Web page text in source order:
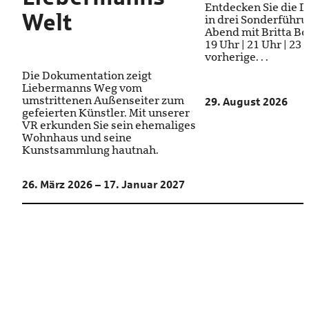
Welt
Die Dokumentation zeigt
Liebermanns Weg vom
umstrittenen Außenseiter zum
gefeierten Künstler. Mit unserer
VR erkunden Sie sein ehemaliges
Wohnhaus und seine
Kunstsammlung hautnah.
26. März 2026 – 17. Januar 2027
Entdecken Sie die
in drei
Abend mit Britta
19 Uhr | 21 Uhr | 23
vorherige. . .
29. August 2026